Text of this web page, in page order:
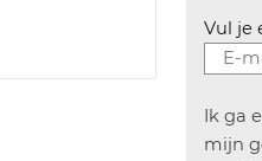
Vul je
Ik ga
mijn